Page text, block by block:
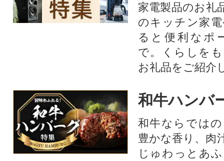
家電製品のお礼
のキッチン家
ると便利なポ
で。くらしを
お礼品をご紹介
和牛ハンバ
和牛ならでは
豊かな香り、肉
じゅわっとあ